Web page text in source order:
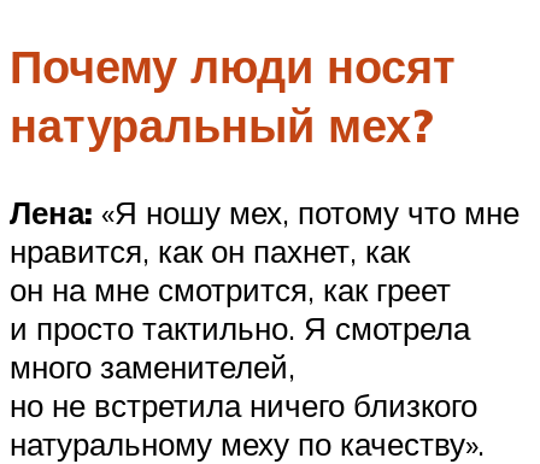
Почему люди носят
натуральный мех?
Лена: «Я ношу мех, потому что мне
нравится, как он пахнет, как
он на мне смотрится, как греет
и просто тактильно. Я смотрела
много заменителей,
но не встретила ничего близкого
натуральному меху по качеству».